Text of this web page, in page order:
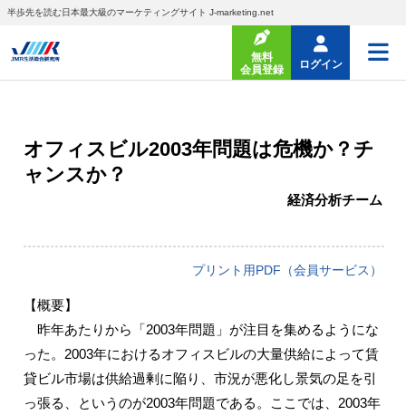
半歩先を読む日本最大級のマーケティングサイト J-marketing.net
無料
会員登録
ログイン
オフィスビル2003年問題は危機か？チ
ャンスか？
経済分析チーム
プリント用PDF（会員サービス）
【概要】
昨年あたりから「2003年問題」が注目を集めるようにな
った。2003年におけるオフィスビルの大量供給によって賃
貸ビル市場は供給過剰に陥り、市況が悪化し景気の足を引
っ張る、というのが2003年問題である。ここでは、2003年